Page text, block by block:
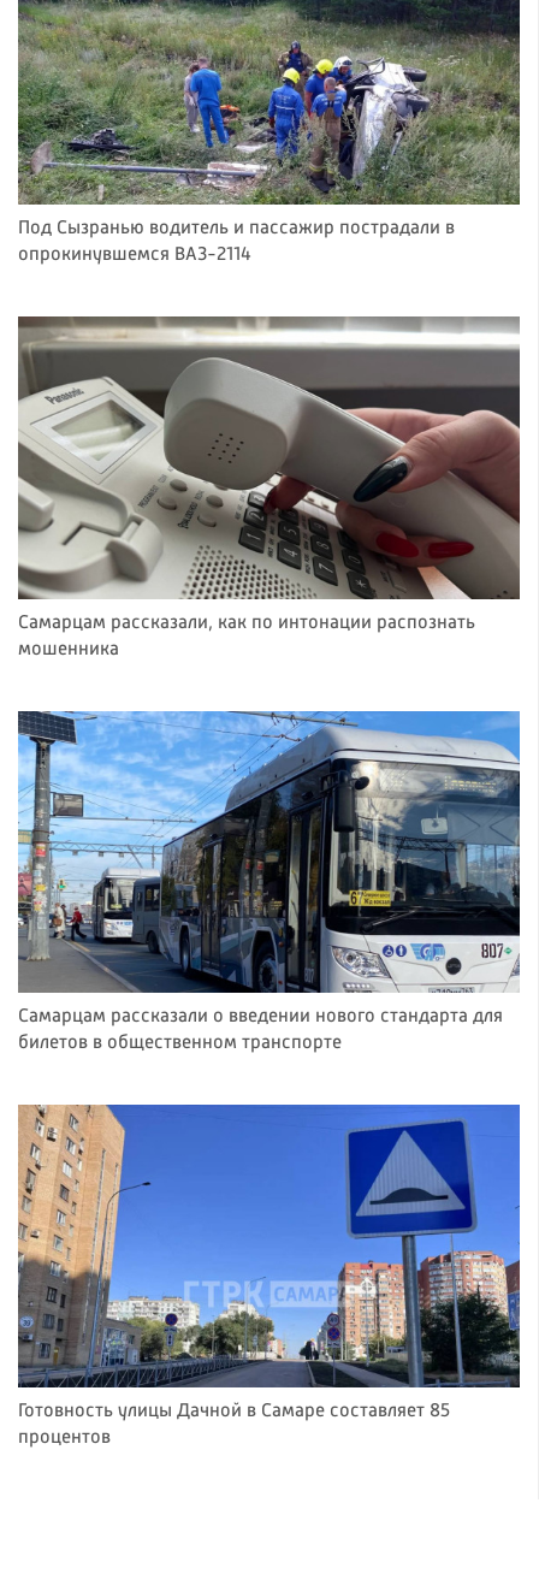
Под Сызранью водитель и пассажир пострадали в
опрокинувшемся ВАЗ-2114
Самарцам рассказали, как по интонации распознать
мошенника
Самарцам рассказали о введении нового стандарта для
билетов в общественном транспорте
Готовность улицы Дачной в Самаре составляет 85
процентов